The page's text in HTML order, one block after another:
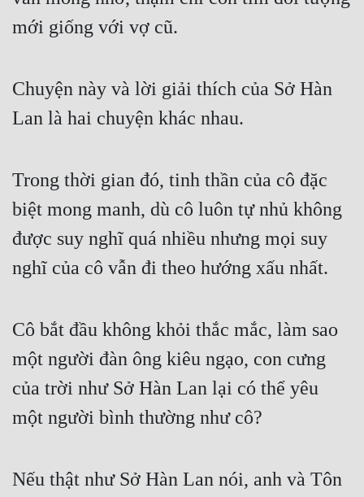
Xuyên Thư
Điền Văn
Đông Phương
Đông Phương Huyền Huyễn
Đồng Nhân
Ngự Thú
Truyện Nam
Truyện Nữ
Vô Địch Lưu
mới giống với vợ cũ.
Chuyện này và lời giải thích của Sở Hàn
Lan là hai chuyện khác nhau.
Trong thời gian đó, tinh thần của cô đặc
biệt mong manh, dù cô luôn tự nhủ không
được suy nghĩ quá nhiều nhưng mọi suy
nghĩ của cô vẫn đi theo hướng xấu nhất.
Cô bắt đầu không khỏi thắc mắc, làm sao
một người đàn ông kiêu ngạo, con cưng
của trời như Sở Hàn Lan lại có thể yêu
một người bình thường như cô?
Nếu thật như Sở Hàn Lan nói, anh và Tôn